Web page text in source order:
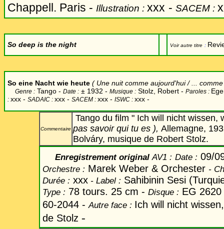
Chappell. Paris - Illustration : xxx - SACEM :
So deep is the night Voir autre titre :
So eine Nacht wie heute ( Une nuit comme aujourd'hui / ...
Genre : Tango - Date : ± 1932 - Musique : Stolz, Robert - Paroles :
: xxx - SADAIC : xxx - SACEM : xxx - ISWC : xxx -
Commentaire
Tango du film " Ich will nicht wissen,
pas savoir qui tu es ), Allemagne,
Bolváry, musique de Robert Stolz.
Enregistrement originalAV1 : Date : 09/
Orchestre : Marek Weber & Orchester -
Durée : xxx - Label : Sahibinin Sesi
Type : 78 tours. 25 cm - Disque : EG
60-2044 - Autre face : Ich will nicht
de Stolz -